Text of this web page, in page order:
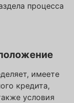
процесса
имеете
кредита,
условия